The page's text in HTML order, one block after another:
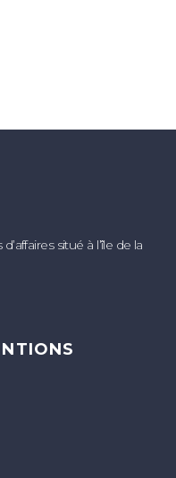
situé à l’île de la